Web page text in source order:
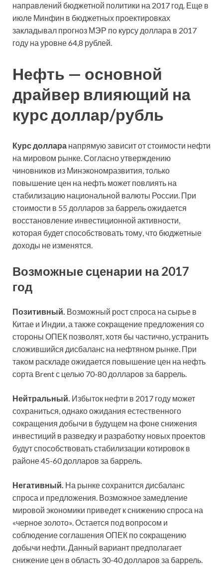
направлений бюджетной политики на 2017 год. Еще в
июле Минфин в бюджетных проектировках
закладывал прогноз МЭР по курсу доллара в 2017
году на уровне 64,8 рублей.
Нефть — основной
драйвер влияющий на
курс доллар/рубль
Курс доллара напрямую зависит от стоимости нефти
на мировом рынке. Согласно утверждению
чиновников из Минэкономразвития, только
повышение цен на нефть может повлиять на
стабилизацию национальной валюты России. При
стоимости в 55 долларов за баррель ожидается
восстановление инвестиционной активности,
которая будет способствовать тому, что бюджетные
доходы не изменятся.
Возможные сценарии на 2017
год
Позитивный. Возможный рост спроса на сырье в
Китае и Индии, а также сокращение предложения со
стороны ОПЕК позволят, хотя бы частично, устранить
сложившийся дисбаланс на нефтяном рынке. При
таком раскладе ожидается повышение цен на нефть
сорта Brent с целью 70-80 долларов за баррель.
Нейтральный. Избыток нефти в 2017 году может
сохраниться, однако ожидания естественного
сокращения добычи в будущем на фоне снижения
инвестиций в разведку и разработку новых проектов
будут способствовать стабилизации котировок в
районе 45-60 долларов за баррель.
Негативный. На рынке сохранится дисбаланс
спроса и предложения. Возможное замедление
мировой экономики приведет к снижению спроса на
«черное золото». Остается под вопросом и
соблюдение соглашения ОПЕК по сокращению
добычи нефти. Данный вариант предполагает
снижение цен в область 30-40 долларов за баррель.